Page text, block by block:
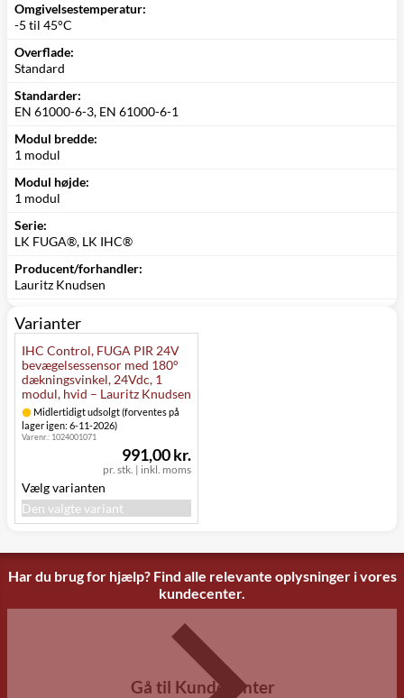
Omgivelsestemperatur:
-5 til 45°C
Overflade:
Standard
Standarder:
EN 61000-6-3, EN 61000-6-1
Modul bredde:
1 modul
Modul højde:
1 modul
Serie:
LK FUGA®, LK IHC®
Producent/forhandler:
Lauritz Knudsen
Varianter
IHC Control, FUGA PIR 24V
bevægelsessensor med 180°
dækningsvinkel, 24Vdc, 1
modul, hvid – Lauritz Knudsen
Midlertidigt udsolgt (forventes på
lager igen: 6-11-2026)
Varenr.: 1024001071
pr. stk. | inkl. moms
991,00 kr.
Vælg varianten
Den valgte variant
Har du brug for hjælp? Find alle relevante oplysninger i vores
kundecenter.
Gå til Kundecenter